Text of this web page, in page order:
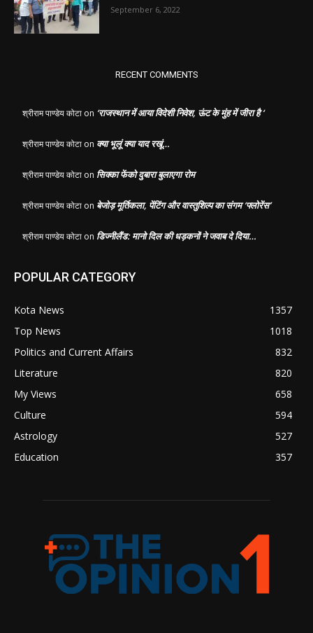
September 6, 2022
RECENT COMMENTS
श्रीराम पाण्डेय कोटा on ‘राजस्थान में आया विदेशी निवेश, ऊंट के मुंह में जीरा है ‘
श्रीराम पाण्डेय कोटा on क्या भूलूं क्या याद रखूं…
श्रीराम पाण्डेय कोटा on सिक्का फेंको दुबारा बुलाएगा रोम
श्रीराम पाण्डेय कोटा on बेजोड़ मूर्तिकला, पेंटिंग और वास्तुशिल्प का संगम ‘फ्लोरेंस’
श्रीराम पाण्डेय कोटा on डिज्नीलैंड: मानो दिल की धड़कनों ने जवाब दे दिया…
POPULAR CATEGORY
Kota News
1357
Top News
1018
Politics and Current Affairs
832
Literature
820
My Views
658
Culture
594
Astrology
527
Education
357